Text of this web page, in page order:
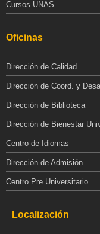
Cursos UNAS
Oficinas
Dirección de Calidad
Dirección de Coord. y
Dirección de Biblioteca
Dirección de Bienestar
Centro de Idiomas
Dirección de Admisión
Centro Pre Universitario
Localización